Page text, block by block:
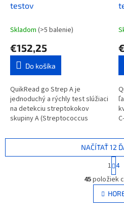
testov
Skladom (>5 balenie)
€152,25
Do košíka
QuikRead go Strep A je
jednoduchý a rýchly test slúžiaci
na detekciu streptokokov
skupiny A (Streptococcus
z hrdla. Tieto baktérie sú
O
v
l
á
NAČÍTAŤ 12
t
r
á
n
k
1 4
45položiek